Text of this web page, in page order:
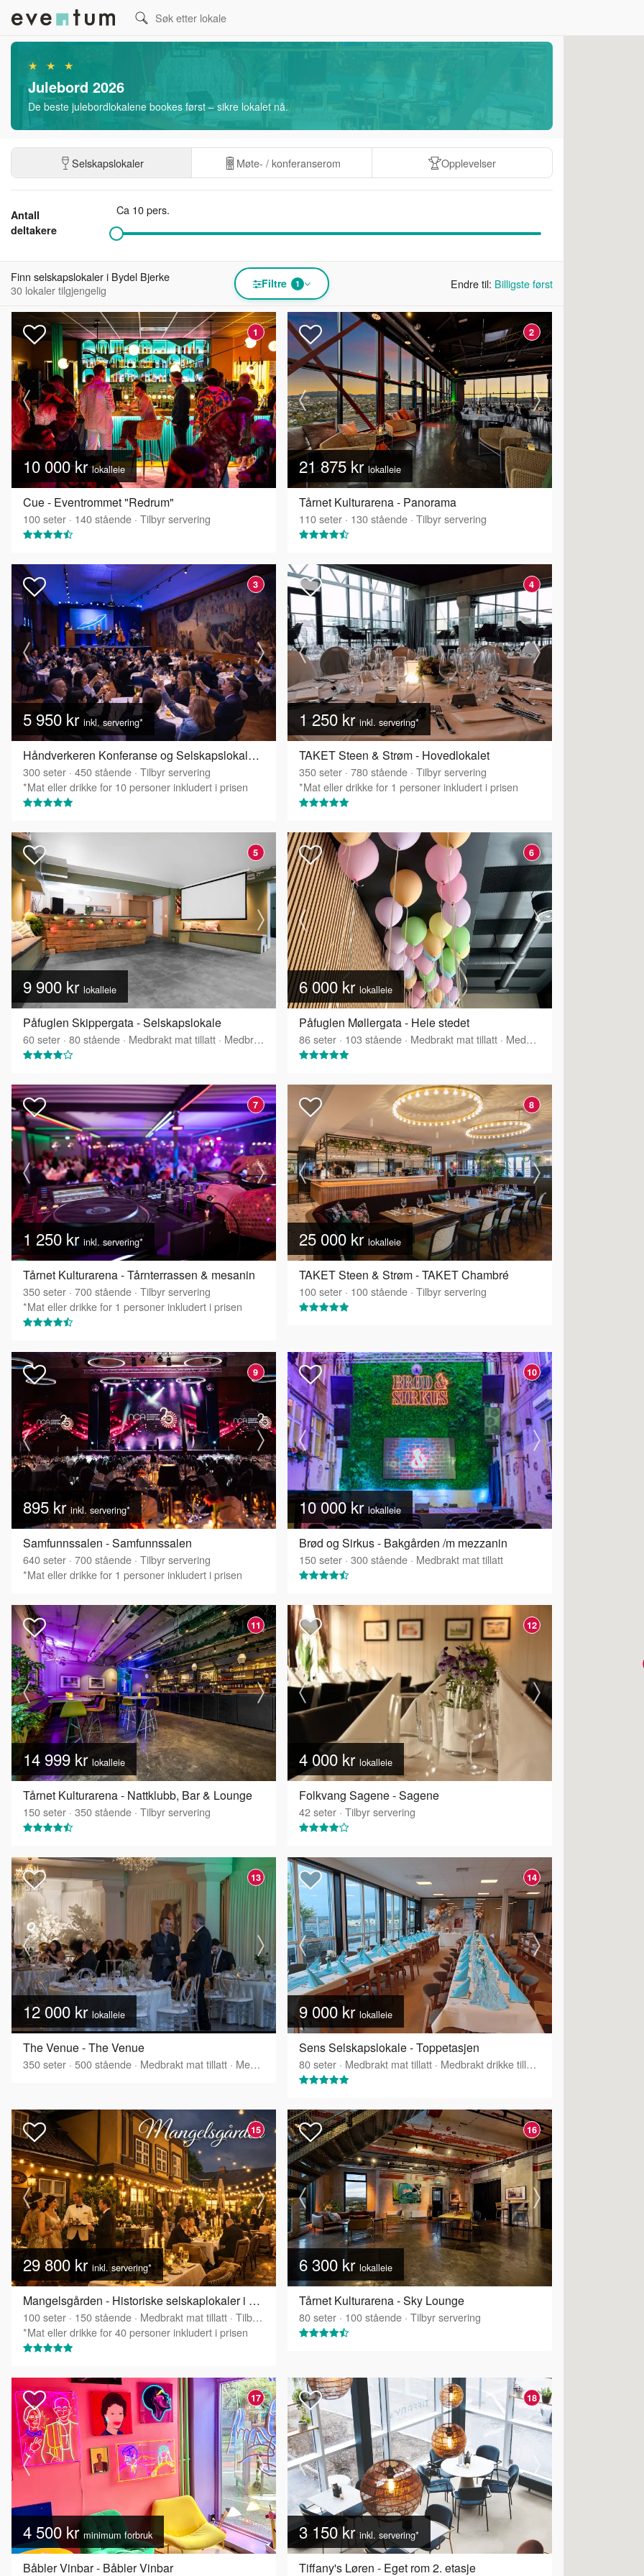
★ ★ ★
Julebord 2026
De beste julebordlokalene bookes først – sikre lokalet nå.
Selskapslokaler Møte- / konferanserom Opplevelser
Antall
deltakere
Ca 10 pers.
Finn selskapslokaler i Bydel Bjerke
30 lokaler tilgjengelig
Filtre 1 Endre til: Billigste først
1
10 000 krlokalleie
Cue - Eventrommet "Redrum"
100seter · 140stående · Tilbyr servering
2
21 875 krlokalleie
Tårnet Kulturarena - Panorama
110seter · 130stående · Tilbyr servering
3
5 950 kr inkl. servering*
Håndverkeren Konferanse og Selskapslokaler - Festsalen
300seter · 450stående · Tilbyr servering
*Mat eller drikke for 10 personer inkludert i prisen
4
1 250 kr inkl. servering*
TAKET Steen & Strøm - Hovedlokalet
350seter · 780stående · Tilbyr servering
*Mat eller drikke for 1 personer inkludert i prisen
5
9 900 kr lokalleie
Påfuglen Skippergata - Selskapslokale
60seter · 80stående · Medbrakt mat tillatt · Medbrakt drikke tillatt ·Tilbyr servering
6
6 000 krlokalleie
Påfuglen Møllergata - Hele stedet
86seter · 103 stående · Medbrakt mat tillatt · Medbrakt drikke tillatt
7
1 250 kr inkl. servering*
Tårnet Kulturarena - Tårnterrassen & mesanin
350seter · 700stående · Tilbyr servering
*Mat eller drikke for 1 personer inkludert i prisen
8
25 000 kr lokalleie
TAKET Steen & Strøm - TAKET Chambré
100seter · 100stående · Tilbyr servering
9
895 krinkl. servering*
Samfunnssalen - Samfunnssalen
640seter · 700stående · Tilbyr servering
*Mat eller drikke for 1 personer inkludert i prisen
10
10 000 kr lokalleie
Brød og Sirkus - Bakgården /m mezzanin
150seter · 300stående · Medbrakt mat tillatt
11
14 999 kr lokalleie
Tårnet Kulturarena - Nattklubb, Bar & Lounge
150seter · 350stående · Tilbyr servering
12
4 000 kr lokalleie
Folkvang Sagene - Sagene
42seter · Tilbyr servering
13
12 000 kr lokalleie
The Venue - The Venue
350seter · 500stående · Medbrakt mat tillatt · Medbrakt drikke tillatt · Tilbyr servering
14
9 000 kr lokalleie
Sens Selskapslokale - Toppetasjen
80seter · Medbrakt mat tillatt · Medbrakt drikke tillatt
15
29 800 kr inkl. servering*
Mangelsgården - Historiske selskaplokaler i Oslo sentrum
100seter · 150stående · Medbrakt mat tillatt · Tilbyr servering
*Mat eller drikke for 40 personer inkludert i prisen
16
6 300 kr lokalleie
Tårnet Kulturarena - Sky Lounge
80seter · 100stående · Tilbyr servering
17
4 500 krminimum forbruk
Båbler Vinbar - Båbler Vinbar
18
3 150 kr inkl. servering*
Tiffany's Løren - Eget rom 2. etasje